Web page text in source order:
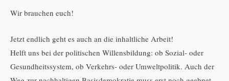
Wir brauchen euch!
Jetzt endlich geht es auch an die inhaltliche Arbeit!
Helft uns bei der politischen Willensbildung: ob Sozial- oder
Gesundheitssystem, ob Verkehrs- oder Umweltpolitik. Auch der